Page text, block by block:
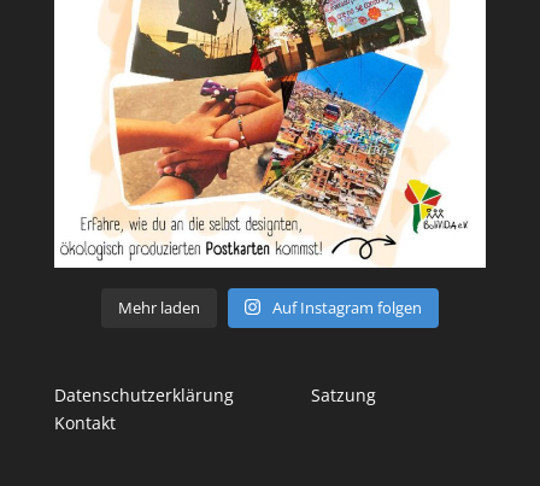
Mehr laden Auf Instagram folgen
Datenschutzerklärung
Satzung
Kontakt